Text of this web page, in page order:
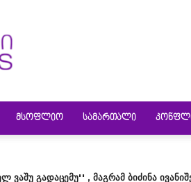
ᲛᲡᲝᲤᲚᲘᲝ ᲡᲐᲛᲐᲠᲗᲐᲚᲘ
ვაშუ გადაცემუ'' , მაგრამ ბიძინა